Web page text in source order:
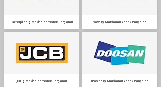
Caterpillar İş Makinaları Yedek Parçaları
JCB İş Makinaları Yedek Parçaları
Volvo İş Makinaları Yedek Parçaları
Doosan İş Makinaları Yedek Parçaları